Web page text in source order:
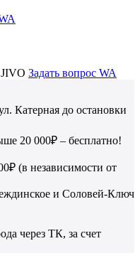
JIVO Задать вопрос WA
Катерная до остановки
20 000₽ – бесплатно!
(в независимости от
и Соловей-Ключ
через ТК, за счет